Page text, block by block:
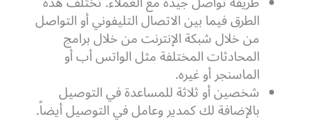
الطرق فيما بين الاتصال التليفوني أو التواصل
من خلال شبكة الإنترنت من خلال برامج
المحادثات المختلفة مثل الواتس أب أو
الماسنجر أو غيره.
شخصين أو ثلاثة للمساعدة في التوصيل
بالإضافة لك كمدير وعامل في التوصيل أيضاً.